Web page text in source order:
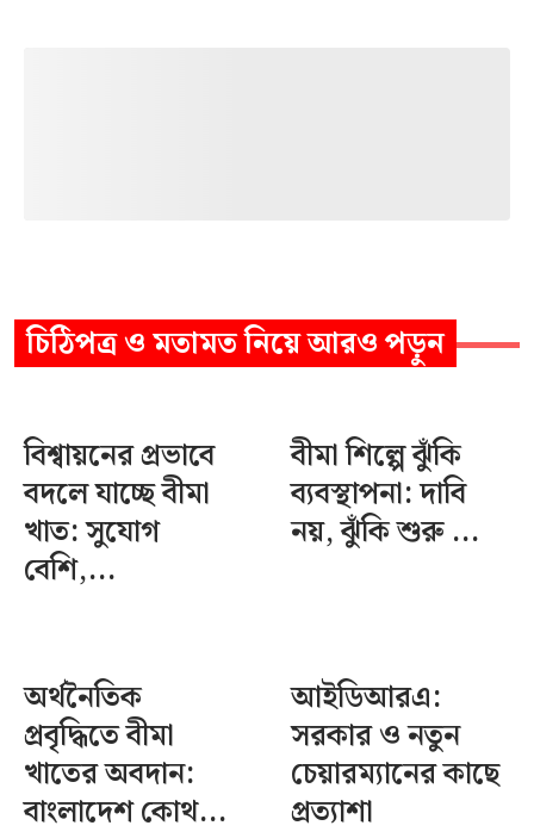
চিঠিপত্র ও মতামতনিয়ে আরও পড়ুন
বিশ্বায়নের প্রভাবে
বদলে যাচ্ছে বীমা
খাত: সুযোগ
বেশি,...
বীমা শিল্পে ঝুঁকি
ব্যবস্থাপনা: দাবি
নয়, ঝুঁকি শুরু ...
অর্থনৈতিক
প্রবৃদ্ধিতে বীমা
খাতের অবদান:
বাংলাদেশ কোথ...
আইডিআরএ:
সরকার ও নতুন
চেয়ারম্যানের কাছে
প্রত্যাশা